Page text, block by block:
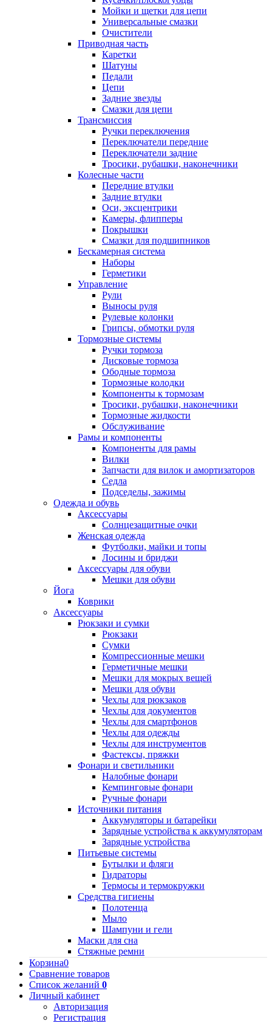
Мойки и щетки для цепи
Универсальные смазки
Очистители
Приводная часть
Каретки
Шатуны
Педали
Цепи
Задние звезды
Смазки для цепи
Трансмиссия
Ручки переключения
Переключатели передние
Переключатели задние
Тросики, рубашки, наконечники
Колесные части
Передние втулки
Задние втулки
Оси, эксцентрики
Камеры, флипперы
Покрышки
Смазки для подшипников
Бескамерная система
Наборы
Герметики
Управление
Рули
Выносы руля
Рулевые колонки
Грипсы, обмотки руля
Тормозные системы
Ручки тормоза
Дисковые тормоза
Ободные тормоза
Тормозные колодки
Компоненты к тормозам
Тросики, рубашки, наконечники
Тормозные жидкости
Обслуживание
Рамы и компоненты
Компоненты для рамы
Вилки
Запчасти для вилок и амортизаторов
Седла
Подседелы, зажимы
Одежда и обувь
Аксессуары
Солнцезащитные очки
Женская одежда
Футболки, майки и топы
Лосины и бриджи
Аксессуары для обуви
Мешки для обуви
Йога
Коврики
Аксессуары
Рюкзаки и сумки
Рюкзаки
Сумки
Компрессионные мешки
Герметичные мешки
Мешки для мокрых вещей
Мешки для обуви
Чехлы для рюкзаков
Чехлы для документов
Чехлы для смартфонов
Чехлы для одежды
Чехлы для инструментов
Фастексы, пряжки
Фонари и светильники
Налобные фонари
Кемпинговые фонари
Ручные фонари
Источники питания
Аккумуляторы и батарейки
Зарядные устройства к аккумуляторам
Зарядные устройства
Питьевые системы
Бутылки и фляги
Гидраторы
Термосы и термокружки
Средства гигиены
Полотенца
Мыло
Шампуни и гели
Маски для сна
Стяжные ремни
Корзина0
Сравнение товаров
Список желаний 0
Личный кабинет
Авторизация
Регистрация